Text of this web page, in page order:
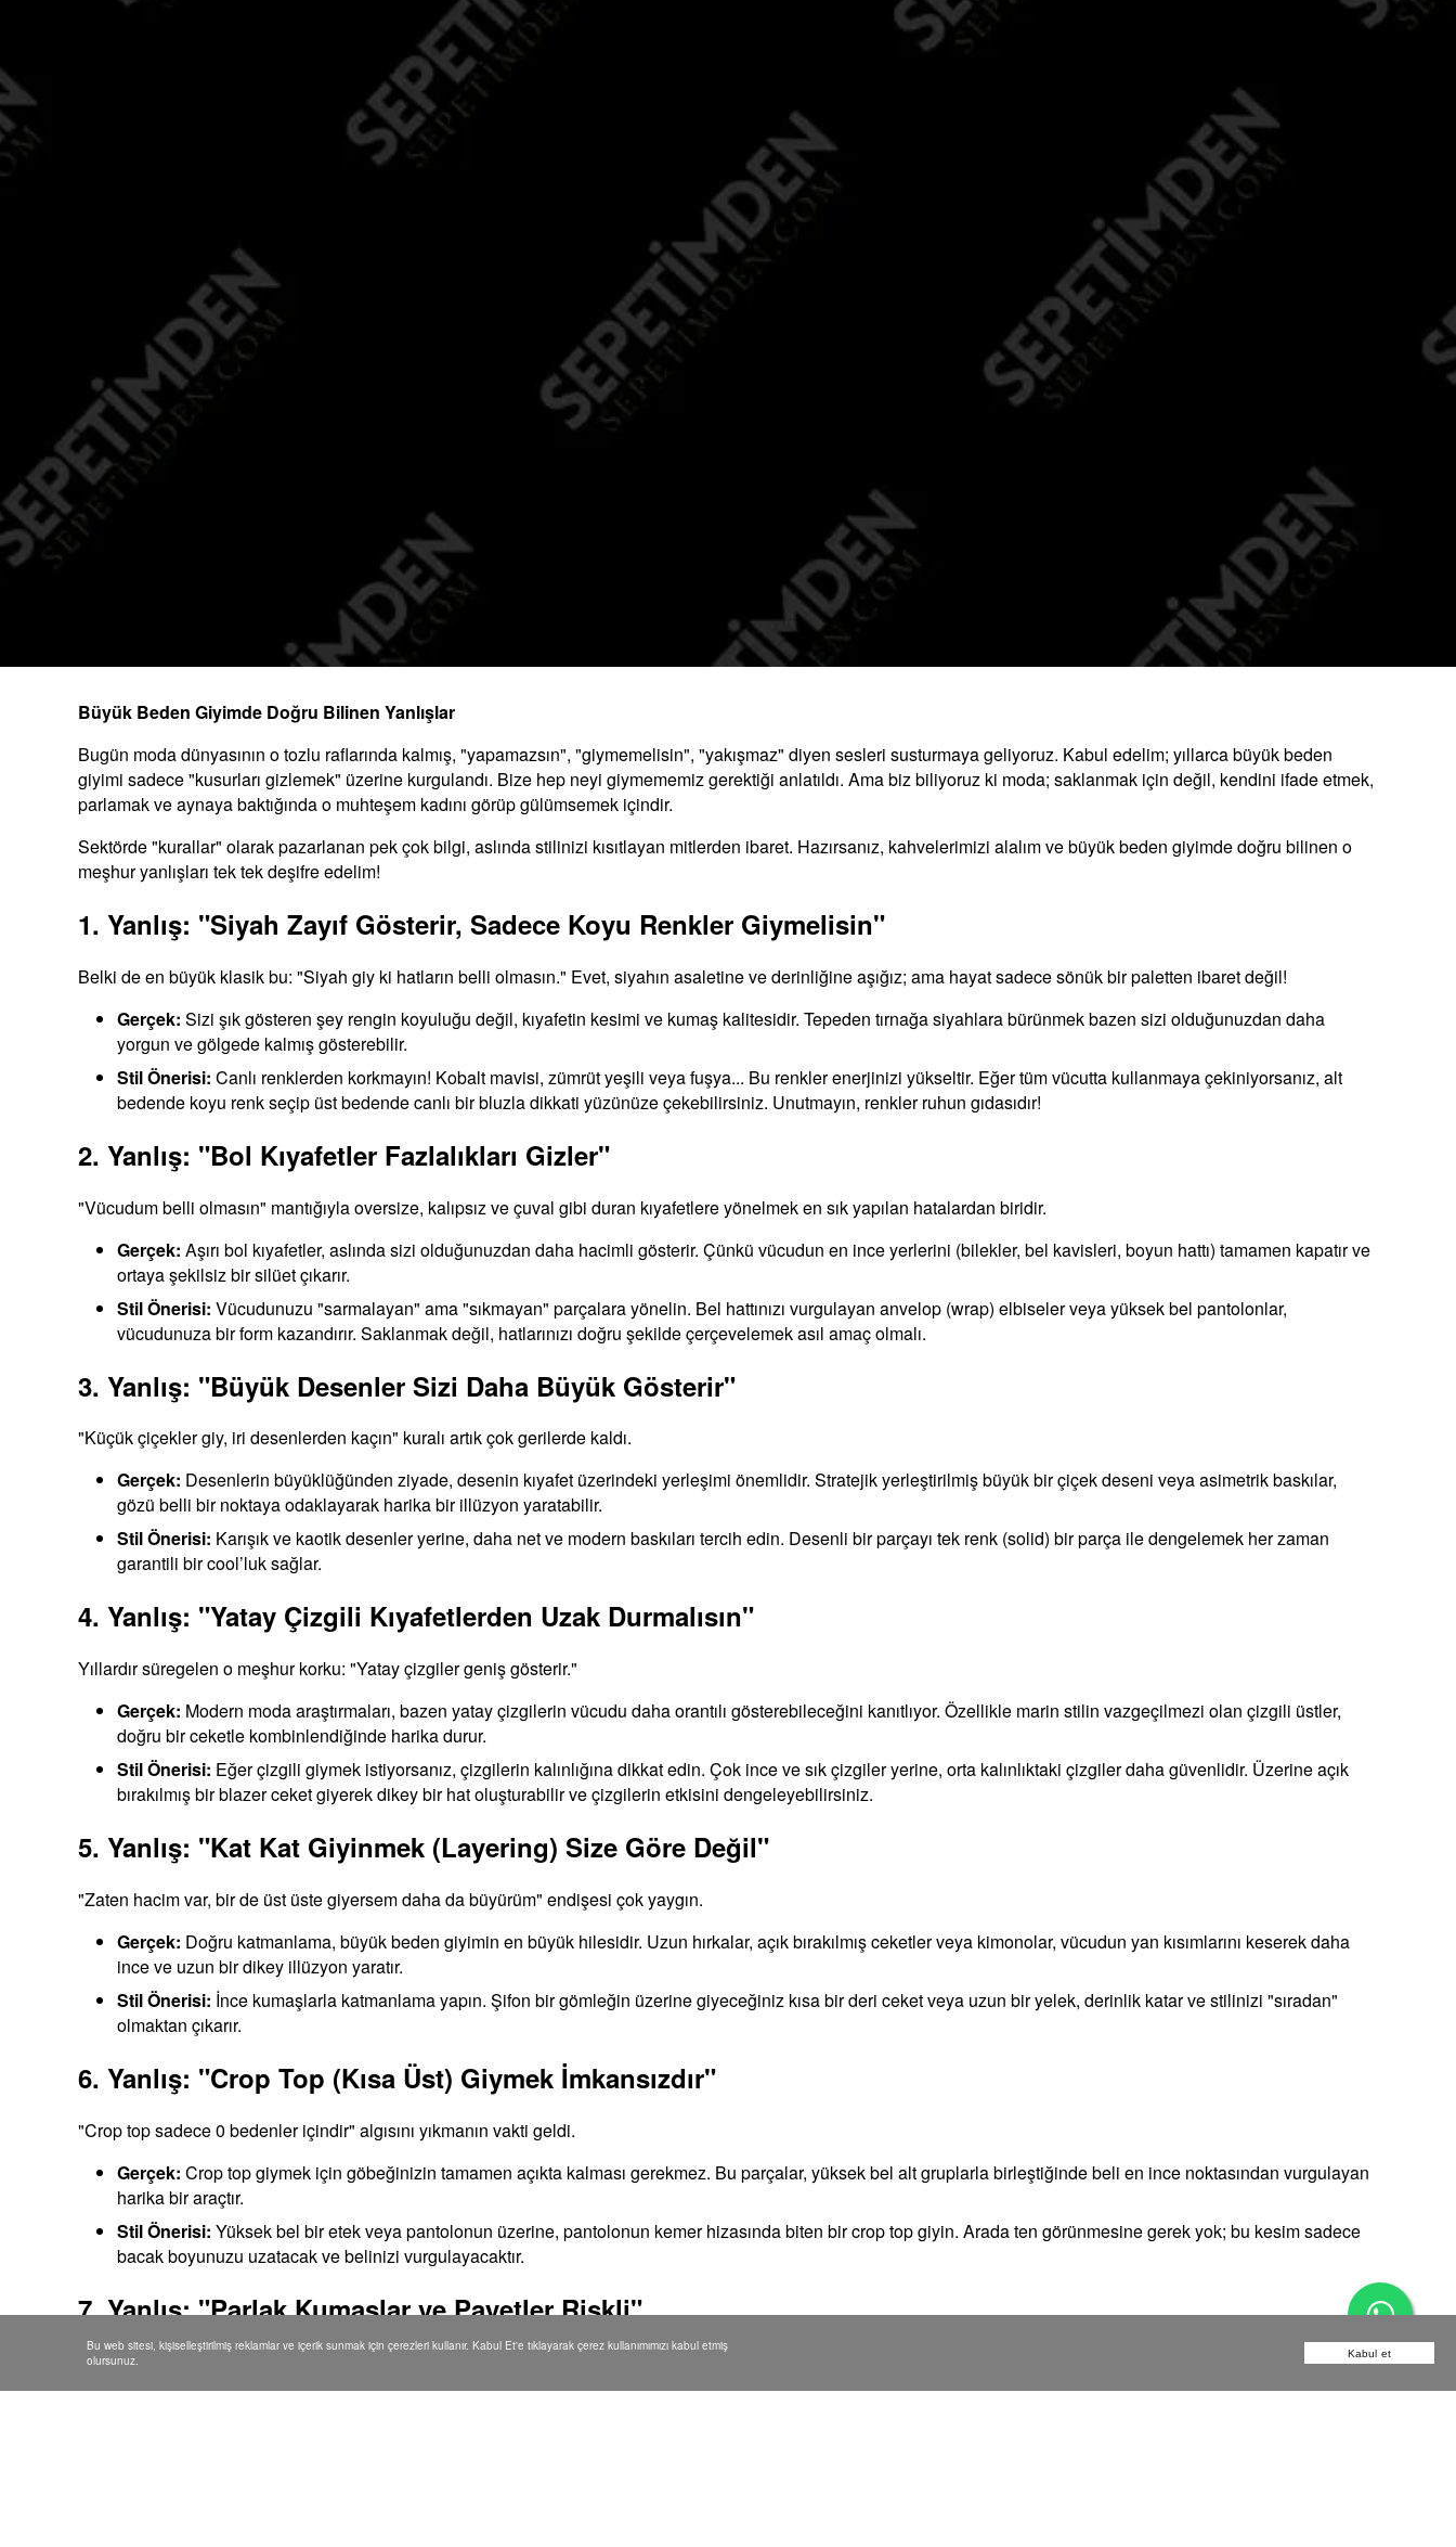
Bu web sitesi, kişiselleştirilmiş reklamlar ve içerik sunmak için çerezleri kullanır. Kabul Et'e tıklayarak çerez kullanımımızı kabul etmiş
olursunuz.
Kabul et
Büyük Beden Giyimde Doğru Bilinen Yanlışlar
Bugün moda dünyasının o tozlu raflarında kalmış, "yapamazsın", "giymemelisin", "yakışmaz" diyen sesleri susturmaya geliyoruz. Kabul edelim; yıllarca büyük beden
giyimi sadece "kusurları gizlemek" üzerine kurgulandı. Bize hep neyi giymememiz gerektiği anlatıldı. Ama biz biliyoruz ki moda; saklanmak için değil, kendini ifade etmek,
parlamak ve aynaya baktığında o muhteşem kadını görüp gülümsemek içindir.
Sektörde "kurallar" olarak pazarlanan pek çok bilgi, aslında stilinizi kısıtlayan mitlerden ibaret. Hazırsanız, kahvelerimizi alalım ve büyük beden giyimde doğru bilinen o
meşhur yanlışları tek tek deşifre edelim!
1. Yanlış: "Siyah Zayıf Gösterir, Sadece Koyu Renkler Giymelisin"
Belki de en büyük klasik bu: "Siyah giy ki hatların belli olmasın." Evet, siyahın asaletine ve derinliğine aşığız; ama hayat sadece sönük bir paletten ibaret değil!
Gerçek: Sizi şık gösteren şey rengin koyuluğu değil, kıyafetin kesimi ve kumaş kalitesidir. Tepeden tırnağa siyahlara bürünmek bazen sizi olduğunuzdan daha
yorgun ve gölgede kalmış gösterebilir.
Stil Önerisi: Canlı renklerden korkmayın! Kobalt mavisi, zümrüt yeşili veya fuşya... Bu renkler enerjinizi yükseltir. Eğer tüm vücutta kullanmaya çekiniyorsanız, alt
bedende koyu renk seçip üst bedende canlı bir bluzla dikkati yüzünüze çekebilirsiniz. Unutmayın, renkler ruhun gıdasıdır!
2. Yanlış: "Bol Kıyafetler Fazlalıkları Gizler"
"Vücudum belli olmasın" mantığıyla oversize, kalıpsız ve çuval gibi duran kıyafetlere yönelmek en sık yapılan hatalardan biridir.
Gerçek: Aşırı bol kıyafetler, aslında sizi olduğunuzdan daha hacimli gösterir. Çünkü vücudun en ince yerlerini (bilekler, bel kavisleri, boyun hattı) tamamen kapatır ve
ortaya şekilsiz bir silüet çıkarır.
Stil Önerisi: Vücudunuzu "sarmalayan" ama "sıkmayan" parçalara yönelin. Bel hattınızı vurgulayan anvelop (wrap) elbiseler veya yüksek bel pantolonlar,
vücudunuza bir form kazandırır. Saklanmak değil, hatlarınızı doğru şekilde çerçevelemek asıl amaç olmalı.
3. Yanlış: "Büyük Desenler Sizi Daha Büyük Gösterir"
"Küçük çiçekler giy, iri desenlerden kaçın" kuralı artık çok gerilerde kaldı.
Gerçek: Desenlerin büyüklüğünden ziyade, desenin kıyafet üzerindeki yerleşimi önemlidir. Stratejik yerleştirilmiş büyük bir çiçek deseni veya asimetrik baskılar,
gözü belli bir noktaya odaklayarak harika bir illüzyon yaratabilir.
Stil Önerisi: Karışık ve kaotik desenler yerine, daha net ve modern baskıları tercih edin. Desenli bir parçayı tek renk (solid) bir parça ile dengelemek her zaman
garantili bir cool’luk sağlar.
4. Yanlış: "Yatay Çizgili Kıyafetlerden Uzak Durmalısın"
Yıllardır süregelen o meşhur korku: "Yatay çizgiler geniş gösterir."
Gerçek: Modern moda araştırmaları, bazen yatay çizgilerin vücudu daha orantılı gösterebileceğini kanıtlıyor. Özellikle marin stilin vazgeçilmezi olan çizgili üstler,
doğru bir ceketle kombinlendiğinde harika durur.
Stil Önerisi: Eğer çizgili giymek istiyorsanız, çizgilerin kalınlığına dikkat edin. Çok ince ve sık çizgiler yerine, orta kalınlıktaki çizgiler daha güvenlidir. Üzerine açık
bırakılmış bir blazer ceket giyerek dikey bir hat oluşturabilir ve çizgilerin etkisini dengeleyebilirsiniz.
5. Yanlış: "Kat Kat Giyinmek (Layering) Size Göre Değil"
"Zaten hacim var, bir de üst üste giyersem daha da büyürüm" endişesi çok yaygın.
Gerçek: Doğru katmanlama, büyük beden giyimin en büyük hilesidir. Uzun hırkalar, açık bırakılmış ceketler veya kimonolar, vücudun yan kısımlarını keserek daha
ince ve uzun bir dikey illüzyon yaratır.
Stil Önerisi: İnce kumaşlarla katmanlama yapın. Şifon bir gömleğin üzerine giyeceğiniz kısa bir deri ceket veya uzun bir yelek, derinlik katar ve stilinizi "sıradan"
olmaktan çıkarır.
6. Yanlış: "Crop Top (Kısa Üst) Giymek İmkansızdır"
"Crop top sadece 0 bedenler içindir" algısını yıkmanın vakti geldi.
Gerçek: Crop top giymek için göbeğinizin tamamen açıkta kalması gerekmez. Bu parçalar, yüksek bel alt gruplarla birleştiğinde beli en ince noktasından vurgulayan
harika bir araçtır.
Stil Önerisi: Yüksek bel bir etek veya pantolonun üzerine, pantolonun kemer hizasında biten bir crop top giyin. Arada ten görünmesine gerek yok; bu kesim sadece
bacak boyunuzu uzatacak ve belinizi vurgulayacaktır.
7. Yanlış: "Parlak Kumaşlar ve Payetler Riskli"
"Işıltı dikkat çeker, dikkat çekmemelisin" mantığı artık moda literatüründe yok!